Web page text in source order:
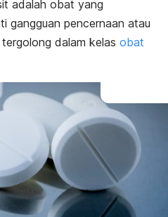
adalah obat yang
gangguan pencernaan atau
dalam kelas obat